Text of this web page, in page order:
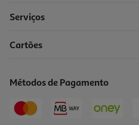
Serviços
Cartões
Métodos de Pagamento